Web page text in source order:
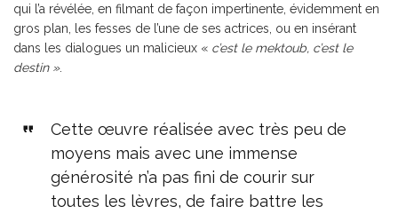
qui l’a révélée, en filmant de façon impertinente, évidemment en
gros plan, les fesses de l’une de ses actrices, ou en insérant
dans les dialogues un malicieux « c’est le mektoub, c’est le
destin ».
Cette œuvre réalisée avec très peu de
moyens mais avec une immense
générosité n’a pas fini de courir sur
toutes les lèvres, de faire battre les